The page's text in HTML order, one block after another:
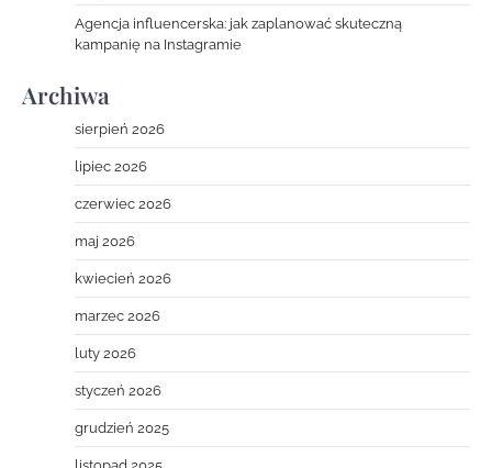
Agencja influencerska: jak zaplanować skuteczną
kampanię na Instagramie
Archiwa
sierpień 2026
lipiec 2026
czerwiec 2026
maj 2026
kwiecień 2026
marzec 2026
luty 2026
styczeń 2026
grudzień 2025